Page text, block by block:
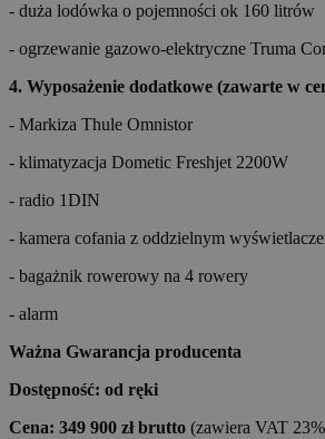
- duża lodówka o pojemności ok 160 litrów
- ogrzewanie gazowo-elektryczne Truma
4. Wyposażenie dodatkowe (zawarte w
- Markiza Thule Omnistor
- klimatyzacja Dometic Freshjet 2200W
- radio 1DIN
- kamera cofania z oddzielnym
- bagażnik rowerowy na 4 rowery
- alarm
Ważna Gwarancja producenta
Dostępność: od ręki
Cena: 349 900 zł brutto (zawiera VAT